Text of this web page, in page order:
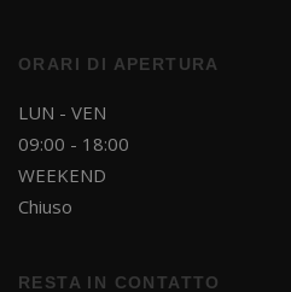
ORARI DI APERTURA
LUN - VEN
09:00 - 18:00
WEEKEND
Chiuso
RESTA IN CONTATTO